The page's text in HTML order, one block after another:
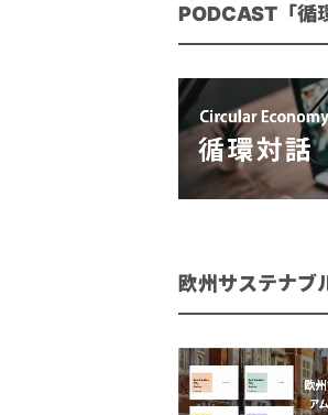
PODCAST「循
欧州サステナブ